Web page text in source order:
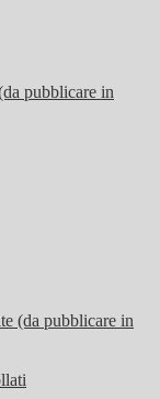
pubblicare in
(da pubblicare in